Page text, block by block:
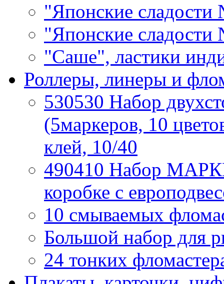
"Японские
"Японские
"Саше", ластики
Роллеры, линеры и
530530 Набор
(5маркеров, 10
клей, 10/40
490410 Набор
коробке с
10 смываемых
Большой набор для
24 тонких